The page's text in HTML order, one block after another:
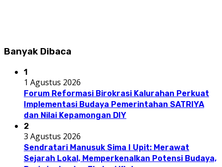
Banyak Dibaca
1
1 Agustus 2026
Forum Reformasi Birokrasi Kalurahan Perkuat
Implementasi Budaya Pemerintahan SATRIYA
dan Nilai Kepamongan DIY
2
3 Agustus 2026
Sendratari Manusuk Sima I Upit: Merawat
Sejarah Lokal, Memperkenalkan Potensi Budaya,